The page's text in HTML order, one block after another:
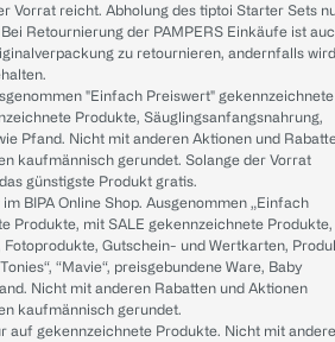
Vorrat reicht. Abholung des tiptoi Starter Sets
Retournierung der PAMPERS Einkäufe ist
zu retournieren, andernfalls wird
"Einfach Preiswert" gekennzeichnete
Produkte, Säuglingsanfangsnahrung,
Pfand. Nicht mit anderen Aktionen und
kaufmännisch gerundet. Solange der Vorrat
günstigste Produkt gratis.
BIPA Online Shop. Ausgenommen „Einfach
Produkte, mit SALE gekennzeichnete Produkte,
Fotoprodukte, Gutschein- und Wertkarten,
“Mavie“, preisgebundene Ware, Baby
Nicht mit anderen Rabatten und Aktionen
kaufmännisch gerundet.
auf gekennzeichnete Produkte. Nicht mit